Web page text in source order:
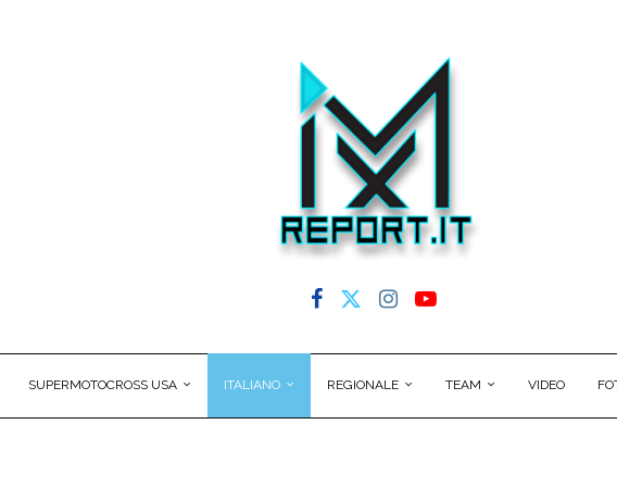
SUPERMOTOCROSS USA ITALIANO REGIONALE TEAM VIDEO